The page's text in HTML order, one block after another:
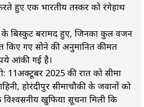
हुए एक भारतीय तस्कर को रंगेहाथ
बिस्कुट बरामद हुए, जिनका कुल वजन
किए गए सोने की अनुमानित कीमत
आंकी गई है।
11अक्टूबर 2025 की रात को सीमा
होरंदीपुर सीमाचौकी के जवानों को
विश्वसनीय खुफिया सूचना मिली कि